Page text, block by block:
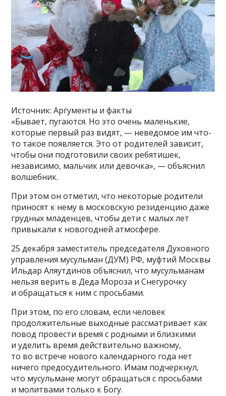
Источник: Аргументы и факты
«Бывает, пугаются. Но это очень маленькие,
которые первый раз видят, — неведомое им что-
то такое появляется. Это от родителей зависит,
чтобы они подготовили своих ребятишек,
независимо, мальчик или девочка», — объяснил
волшебник.
При этом он отметил, что некоторые родители
приносят к нему в московскую резиденцию даже
грудных младенцев, чтобы дети с малых лет
привыкали к новогодней атмосфере.
25 декабря заместитель председателя Духовного
управления мусульман (ДУМ) РФ, муфтий Москвы
Ильдар Аляутдинов объяснил, что мусульманам
нельзя верить в Деда Мороза и Снегурочку
и обращаться к ним с просьбами.
При этом, по его словам, если человек
продолжительные выходные рассматривает как
повод провести время с родными и близкими
и уделить время действительно важному,
то во встрече нового календарного года нет
ничего предосудительного. Имам подчеркнул,
что мусульмане могут обращаться с просьбами
и молитвами только к Богу.